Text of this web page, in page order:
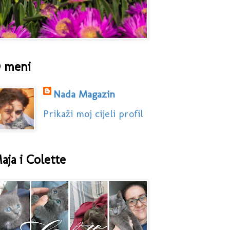
meni
Nada Magazin
Prikaži moj cijeli profil
i Colette